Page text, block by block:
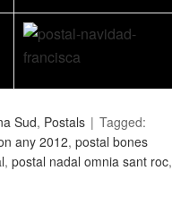
Sud, Postals
Tagged:
any 2012, postal bones
, postal nadal omnia sant roc,